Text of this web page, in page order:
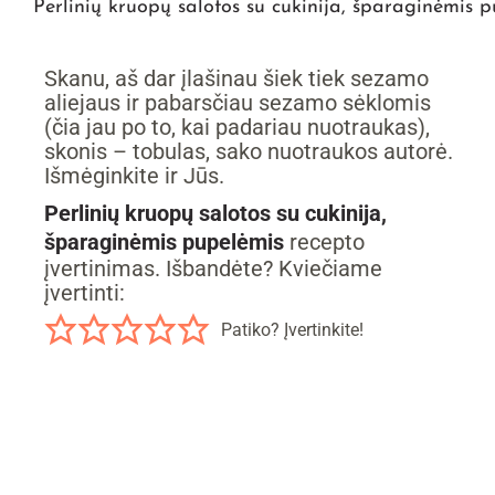
Perlinių kruopų salotos su cukinija, šparaginėmis
Skanu, aš dar įlašinau šiek tiek sezamo
aliejaus ir pabarsčiau sezamo sėklomis
(čia jau po to, kai padariau nuotraukas),
skonis – tobulas, sako nuotraukos autorė.
Išmėginkite ir Jūs.
Perlinių kruopų salotos su cukinija,
šparaginėmis pupelėmis recepto
įvertinimas. Išbandėte? Kviečiame
įvertinti:
Patiko? Įvertinkite!